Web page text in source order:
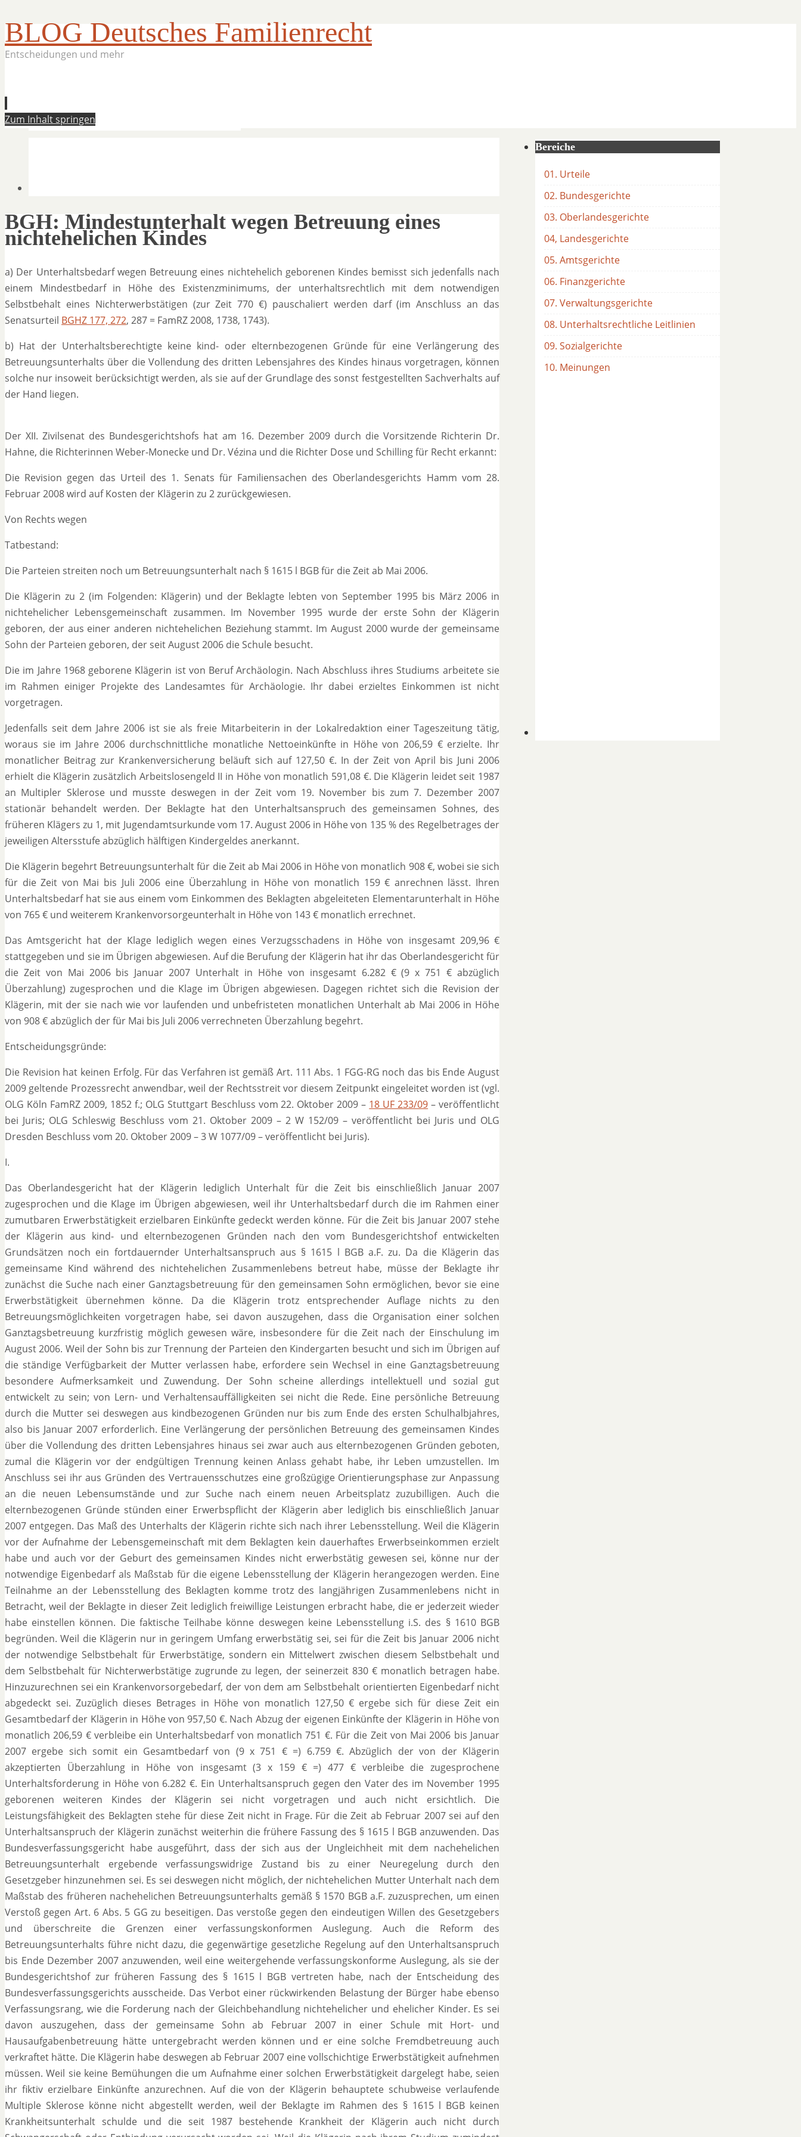
BLOG Deutsches Familienrecht
Entscheidungen und mehr
Zum Inhalt springen
BGH: Mindestunterhalt wegen Betreuung eines
nichtehelichen Kindes
a) Der Unterhaltsbedarf wegen Betreuung eines nichtehelich geborenen Kindes bemisst sich jedenfalls nach
einem Mindestbedarf in Höhe des Existenzminimums, der unterhaltsrechtlich mit dem notwendigen
Selbstbehalt eines Nichterwerbstätigen (zur Zeit 770 €) pauschaliert werden darf (im Anschluss an das
Senatsurteil BGHZ 177, 272, 287 = FamRZ 2008, 1738, 1743).
b) Hat der Unterhaltsberechtigte keine kind- oder elternbezogenen Gründe für eine Verlängerung des
Betreuungsunterhalts über die Vollendung des dritten Lebensjahres des Kindes hinaus vorgetragen, können
solche nur insoweit berücksichtigt werden, als sie auf der Grundlage des sonst festgestellten Sachverhalts auf
der Hand liegen.
Der XII. Zivilsenat des Bundesgerichtshofs hat am 16. Dezember 2009 durch die Vorsitzende Richterin Dr.
Hahne, die Richterinnen Weber-Monecke und Dr. Vézina und die Richter Dose und Schilling für Recht erkannt:
Die Revision gegen das Urteil des 1. Senats für Familiensachen des Oberlandesgerichts Hamm vom 28.
Februar 2008 wird auf Kosten der Klägerin zu 2 zurückgewiesen.
Von Rechts wegen
Tatbestand:
Die Parteien streiten noch um Betreuungsunterhalt nach § 1615 l BGB für die Zeit ab Mai 2006.
Die Klägerin zu 2 (im Folgenden: Klägerin) und der Beklagte lebten von September 1995 bis März 2006 in
nichtehelicher Lebensgemeinschaft zusammen. Im November 1995 wurde der erste Sohn der Klägerin
geboren, der aus einer anderen nichtehelichen Beziehung stammt. Im August 2000 wurde der gemeinsame
Sohn der Parteien geboren, der seit August 2006 die Schule besucht.
Die im Jahre 1968 geborene Klägerin ist von Beruf Archäologin. Nach Abschluss ihres Studiums arbeitete sie
im Rahmen einiger Projekte des Landesamtes für Archäologie. Ihr dabei erzieltes Einkommen ist nicht
vorgetragen.
Jedenfalls seit dem Jahre 2006 ist sie als freie Mitarbeiterin in der Lokalredaktion einer Tageszeitung tätig,
woraus sie im Jahre 2006 durchschnittliche monatliche Nettoeinkünfte in Höhe von 206,59 € erzielte. Ihr
monatlicher Beitrag zur Krankenversicherung beläuft sich auf 127,50 €. In der Zeit von April bis Juni 2006
erhielt die Klägerin zusätzlich Arbeitslosengeld II in Höhe von monatlich 591,08 €. Die Klägerin leidet seit 1987
an Multipler Sklerose und musste deswegen in der Zeit vom 19. November bis zum 7. Dezember 2007
stationär behandelt werden. Der Beklagte hat den Unterhaltsanspruch des gemeinsamen Sohnes, des
früheren Klägers zu 1, mit Jugendamtsurkunde vom 17. August 2006 in Höhe von 135 % des Regelbetrages der
jeweiligen Altersstufe abzüglich hälftigen Kindergeldes anerkannt.
Die Klägerin begehrt Betreuungsunterhalt für die Zeit ab Mai 2006 in Höhe von monatlich 908 €, wobei sie sich
für die Zeit von Mai bis Juli 2006 eine Überzahlung in Höhe von monatlich 159 € anrechnen lässt. Ihren
Unterhaltsbedarf hat sie aus einem vom Einkommen des Beklagten abgeleiteten Elementarunterhalt in Höhe
von 765 € und weiterem Krankenvorsorgeunterhalt in Höhe von 143 € monatlich errechnet.
Das Amtsgericht hat der Klage lediglich wegen eines Verzugsschadens in Höhe von insgesamt 209,96 €
stattgegeben und sie im Übrigen abgewiesen. Auf die Berufung der Klägerin hat ihr das Oberlandesgericht für
die Zeit von Mai 2006 bis Januar 2007 Unterhalt in Höhe von insgesamt 6.282 € (9 x 751 € abzüglich
Überzahlung) zugesprochen und die Klage im Übrigen abgewiesen. Dagegen richtet sich die Revision der
Klägerin, mit der sie nach wie vor laufenden und unbefristeten monatlichen Unterhalt ab Mai 2006 in Höhe
von 908 € abzüglich der für Mai bis Juli 2006 verrechneten Überzahlung begehrt.
Entscheidungsgründe:
Die Revision hat keinen Erfolg. Für das Verfahren ist gemäß Art. 111 Abs. 1 FGG-RG noch das bis Ende August
2009 geltende Prozessrecht anwendbar, weil der Rechtsstreit vor diesem Zeitpunkt eingeleitet worden ist (vgl.
OLG Köln FamRZ 2009, 1852 f.; OLG Stuttgart Beschluss vom 22. Oktober 2009 – 18 UF 233/09 – veröffentlicht
bei Juris; OLG Schleswig Beschluss vom 21. Oktober 2009 – 2 W 152/09 – veröffentlicht bei Juris und OLG
Dresden Beschluss vom 20. Oktober 2009 – 3 W 1077/09 – veröffentlicht bei Juris).
I.
Das Oberlandesgericht hat der Klägerin lediglich Unterhalt für die Zeit bis einschließlich Januar 2007
zugesprochen und die Klage im Übrigen abgewiesen, weil ihr Unterhaltsbedarf durch die im Rahmen einer
zumutbaren Erwerbstätigkeit erzielbaren Einkünfte gedeckt werden könne. Für die Zeit bis Januar 2007 stehe
der Klägerin aus kind- und elternbezogenen Gründen nach den vom Bundesgerichtshof entwickelten
Grundsätzen noch ein fortdauernder Unterhaltsanspruch aus § 1615 l BGB a.F. zu. Da die Klägerin das
gemeinsame Kind während des nichtehelichen Zusammenlebens betreut habe, müsse der Beklagte ihr
zunächst die Suche nach einer Ganztagsbetreuung für den gemeinsamen Sohn ermöglichen, bevor sie eine
Erwerbstätigkeit übernehmen könne. Da die Klägerin trotz entsprechender Auflage nichts zu den
Betreuungsmöglichkeiten vorgetragen habe, sei davon auszugehen, dass die Organisation einer solchen
Ganztagsbetreuung kurzfristig möglich gewesen wäre, insbesondere für die Zeit nach der Einschulung im
August 2006. Weil der Sohn bis zur Trennung der Parteien den Kindergarten besucht und sich im Übrigen auf
die ständige Verfügbarkeit der Mutter verlassen habe, erfordere sein Wechsel in eine Ganztagsbetreuung
besondere Aufmerksamkeit und Zuwendung. Der Sohn scheine allerdings intellektuell und sozial gut
entwickelt zu sein; von Lern- und Verhaltensauffälligkeiten sei nicht die Rede. Eine persönliche Betreuung
durch die Mutter sei deswegen aus kindbezogenen Gründen nur bis zum Ende des ersten Schulhalbjahres,
also bis Januar 2007 erforderlich. Eine Verlängerung der persönlichen Betreuung des gemeinsamen Kindes
über die Vollendung des dritten Lebensjahres hinaus sei zwar auch aus elternbezogenen Gründen geboten,
zumal die Klägerin vor der endgültigen Trennung keinen Anlass gehabt habe, ihr Leben umzustellen. Im
Anschluss sei ihr aus Gründen des Vertrauensschutzes eine großzügige Orientierungsphase zur Anpassung
an die neuen Lebensumstände und zur Suche nach einem neuen Arbeitsplatz zuzubilligen. Auch die
elternbezogenen Gründe stünden einer Erwerbspflicht der Klägerin aber lediglich bis einschließlich Januar
2007 entgegen. Das Maß des Unterhalts der Klägerin richte sich nach ihrer Lebensstellung. Weil die Klägerin
vor der Aufnahme der Lebensgemeinschaft mit dem Beklagten kein dauerhaftes Erwerbseinkommen erzielt
habe und auch vor der Geburt des gemeinsamen Kindes nicht erwerbstätig gewesen sei, könne nur der
notwendige Eigenbedarf als Maßstab für die eigene Lebensstellung der Klägerin herangezogen werden. Eine
Teilnahme an der Lebensstellung des Beklagten komme trotz des langjährigen Zusammenlebens nicht in
Betracht, weil der Beklagte in dieser Zeit lediglich freiwillige Leistungen erbracht habe, die er jederzeit wieder
habe einstellen können. Die faktische Teilhabe könne deswegen keine Lebensstellung i.S. des § 1610 BGB
begründen. Weil die Klägerin nur in geringem Umfang erwerbstätig sei, sei für die Zeit bis Januar 2006 nicht
der notwendige Selbstbehalt für Erwerbstätige, sondern ein Mittelwert zwischen diesem Selbstbehalt und
dem Selbstbehalt für Nichterwerbstätige zugrunde zu legen, der seinerzeit 830 € monatlich betragen habe.
Hinzuzurechnen sei ein Krankenvorsorgebedarf, der von dem am Selbstbehalt orientierten Eigenbedarf nicht
abgedeckt sei. Zuzüglich dieses Betrages in Höhe von monatlich 127,50 € ergebe sich für diese Zeit ein
Gesamtbedarf der Klägerin in Höhe von 957,50 €. Nach Abzug der eigenen Einkünfte der Klägerin in Höhe von
monatlich 206,59 € verbleibe ein Unterhaltsbedarf von monatlich 751 €. Für die Zeit von Mai 2006 bis Januar
2007 ergebe sich somit ein Gesamtbedarf von (9 x 751 € =) 6.759 €. Abzüglich der von der Klägerin
akzeptierten Überzahlung in Höhe von insgesamt (3 x 159 € =) 477 € verbleibe die zugesprochene
Unterhaltsforderung in Höhe von 6.282 €. Ein Unterhaltsanspruch gegen den Vater des im November 1995
geborenen weiteren Kindes der Klägerin sei nicht vorgetragen und auch nicht ersichtlich. Die
Leistungsfähigkeit des Beklagten stehe für diese Zeit nicht in Frage. Für die Zeit ab Februar 2007 sei auf den
Unterhaltsanspruch der Klägerin zunächst weiterhin die frühere Fassung des § 1615 l BGB anzuwenden. Das
Bundesverfassungsgericht habe ausgeführt, dass der sich aus der Ungleichheit mit dem nachehelichen
Betreuungsunterhalt ergebende verfassungswidrige Zustand bis zu einer Neuregelung durch den
Gesetzgeber hinzunehmen sei. Es sei deswegen nicht möglich, der nichtehelichen Mutter Unterhalt nach dem
Maßstab des früheren nachehelichen Betreuungsunterhalts gemäß § 1570 BGB a.F. zuzusprechen, um einen
Verstoß gegen Art. 6 Abs. 5 GG zu beseitigen. Das verstoße gegen den eindeutigen Willen des Gesetzgebers
und überschreite die Grenzen einer verfassungskonformen Auslegung. Auch die Reform des
Betreuungsunterhalts führe nicht dazu, die gegenwärtige gesetzliche Regelung auf den Unterhaltsanspruch
bis Ende Dezember 2007 anzuwenden, weil eine weitergehende verfassungskonforme Auslegung, als sie der
Bundesgerichtshof zur früheren Fassung des § 1615 l BGB vertreten habe, nach der Entscheidung des
Bundesverfassungsgerichts ausscheide. Das Verbot einer rückwirkenden Belastung der Bürger habe ebenso
Verfassungsrang, wie die Forderung nach der Gleichbehandlung nichtehelicher und ehelicher Kinder. Es sei
davon auszugehen, dass der gemeinsame Sohn ab Februar 2007 in einer Schule mit Hort- und
Hausaufgabenbetreuung hätte untergebracht werden können und er eine solche Fremdbetreuung auch
verkraftet hätte. Die Klägerin habe deswegen ab Februar 2007 eine vollschichtige Erwerbstätigkeit aufnehmen
müssen. Weil sie keine Bemühungen die um Aufnahme einer solchen Erwerbstätigkeit dargelegt habe, seien
ihr fiktiv erzielbare Einkünfte anzurechnen. Auf die von der Klägerin behauptete schubweise verlaufende
Multiple Sklerose könne nicht abgestellt werden, weil der Beklagte im Rahmen des § 1615 l BGB keinen
Krankheitsunterhalt schulde und die seit 1987 bestehende Krankheit der Klägerin auch nicht durch
Bereiche
01. Urteile
02. Bundesgerichte
03. Oberlandesgerichte
04, Landesgerichte
05. Amtsgerichte
06. Finanzgerichte
07. Verwaltungsgerichte
08. Unterhaltsrechtliche Leitlinien
09. Sozialgerichte
10. Meinungen